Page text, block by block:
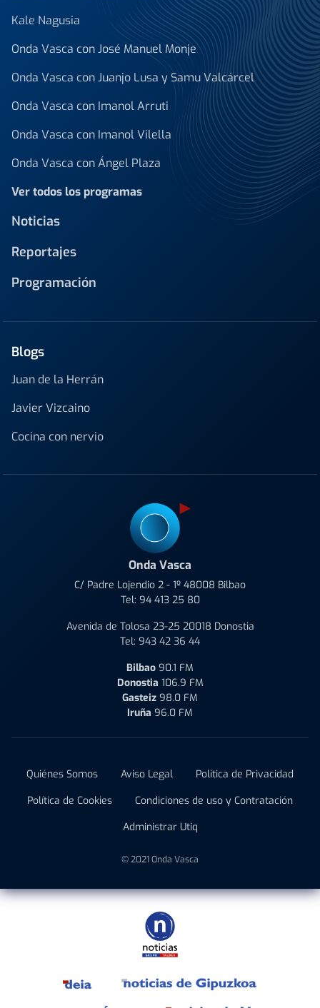
Kale Nagusia
Onda Vasca con José Manuel Monje
Onda Vasca con Juanjo Lusa y Samu Valcárcel
Onda Vasca con Imanol Arruti
Onda Vasca con Imanol Vilella
Onda Vasca con Ángel Plaza
Ver todos los programas
Noticias
Reportajes
Programación
Blogs
Juan de la Herrán
Javier Vizcaino
Cocina con nervio
Onda Vasca
C/ Padre Lojendio 2 - 1º 48008 Bilbao
Tel: 94 413 25 80
Avenida de Tolosa 23-25 20018 Donostia
Tel: 943 42 36 44
Bilbao 90.1 FM
Donostia 106.9 FM
Gasteiz 98.0 FM
Iruña 96.0 FM
Quiénes Somos Aviso Legal
Política de Privacidad
Política de Cookies
Condiciones de uso y Contratación
Administrar Utiq
© 2021 Onda Vasca